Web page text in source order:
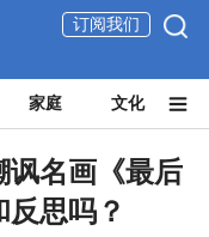
订阅我们
家庭 文化
讽名画《最后
思吗？